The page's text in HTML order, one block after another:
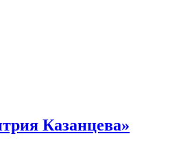
Казанцева»